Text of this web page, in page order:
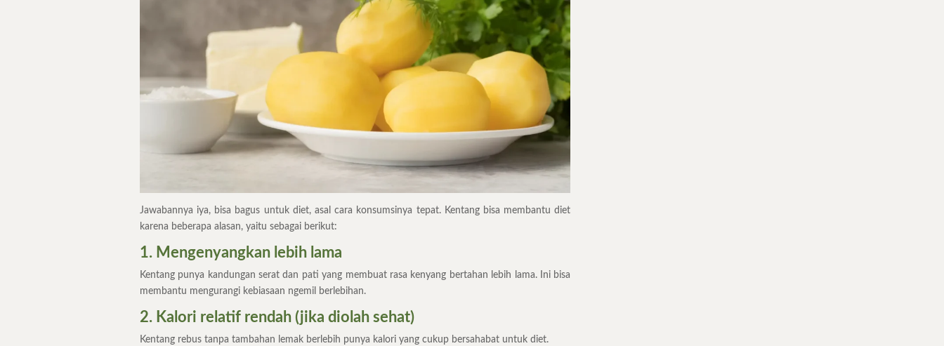
Jawabannya iya, bisa bagus untuk diet, asal cara konsumsinya tepat. Kentang bisa membantu diet
karena beberapa alasan, yaitu sebagai berikut:
1. Mengenyangkan lebih lama
Kentang punya kandungan serat dan pati yang membuat rasa kenyang bertahan lebih lama. Ini bisa
membantu mengurangi kebiasaan ngemil berlebihan.
2. Kalori relatif rendah (jika diolah sehat)
Kentang rebus tanpa tambahan lemak berlebih punya kalori yang cukup bersahabat untuk diet.